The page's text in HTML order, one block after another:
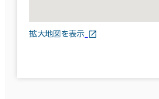
拡大地図を表示